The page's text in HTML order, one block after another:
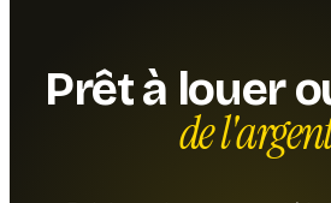
Prêt à louer
de